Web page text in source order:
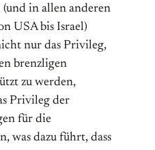
(und in allen anderen
USA bis Israel)
nur das Privileg,
brenzligen
zu werden,
Privileg der
für die
was dazu führt, dass